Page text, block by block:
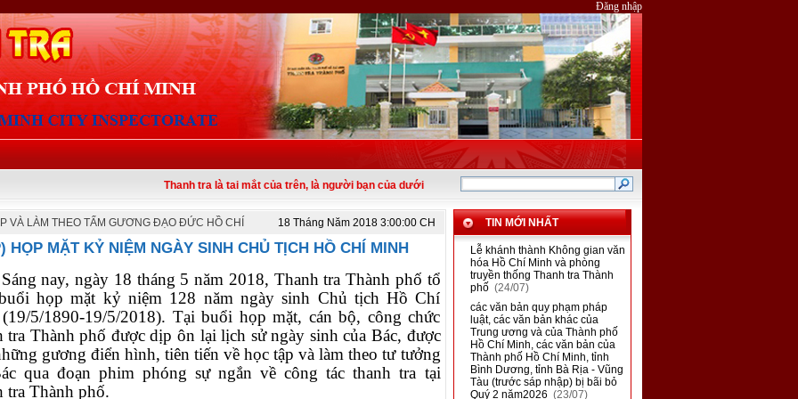
Đăng nhập
Thanh tra là tai mắt của trên, là người bạn của dưới
VÀ LÀM THEO TẤM GƯƠNG ĐẠO ĐỨC HỒ CHÍ
18 Tháng Năm 2018 3:00:00 CH
HỌP MẶT KỶ NIỆM NGÀY SINH CHỦ TỊCH HỒ CHÍ MINH
Sáng nay, ngày 18 tháng 5 năm 2018, Thanh tra Thành phố tổ
họp mặt kỷ niệm 128 năm ngày sinh Chủ tịch Hồ Chí
5/1890-19/5/2018). Tại buổi họp mặt, cán bộ, công chức
tra Thành phố được dịp ôn lại lịch sử ngày sinh của Bác, được
gương điển hình, tiên tiến về học tập và làm theo tư tưởng
qua đoạn phim phóng sự ngắn về công tác thanh tra tại
tra Thành phố.
TIN MỚI NHẤT
Lễ khánh thành Không gian văn
hóa Hồ Chí Minh và phòng
truyền thống Thanh tra Thành
phố (24/07)
các văn bản quy phạm pháp
luật, các văn bản khác của
Trung ương và của Thành phố
Hồ Chí Minh, các văn bản của
Thành phố Hồ Chí Minh, tỉnh
Bình Dương, tỉnh Bà Rịa - Vũng
Tàu (trước sáp nhập) bị bãi bỏ
Quý 2 năm2026 (23/07)